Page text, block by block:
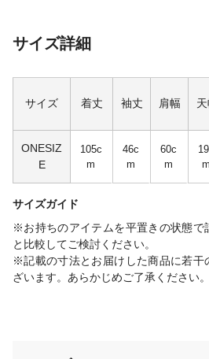
サイズ詳細
サイズ 着丈 袖丈 肩幅
ONESIZ
E
105c
m
46c
m
60c
m
m
サイズガイド
※お持ちのアイテムを平置きの状態で
と比較してご検討ください。
※記載の寸法とお届けした商品に若干
ざいます。あらかじめご了承ください。